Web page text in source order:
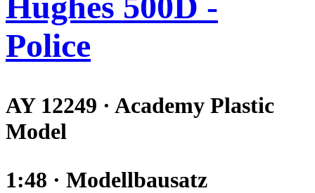
Police
AY 12249 · Academy Plastic
Model
1:48 · Modellbausatz